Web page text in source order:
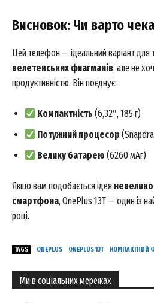
News
Magazine
SUBSCRIBE
Висновок: Чи варто
Цей телефон — ідеальний варіант для
велетенських флагманів, але не
продуктивністю. Він поєднує:
Компактність (6,32″, 185 г)
Потужний процесор
Велику батарею (6260 мАг)
Якщо вам подобається ідея
смартфона, OnePlus 13T — один із
році.
TAGS ONEPLUS ONEPLUS 13T КОМПАКТНИЙ
Ми в соціальних мережах